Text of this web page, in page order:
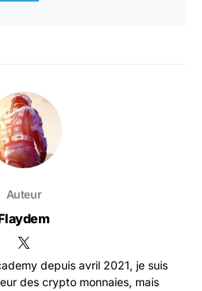
Auteur
depuis avril 2021, je suis
des crypto monnaies, mais